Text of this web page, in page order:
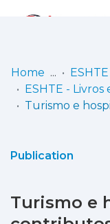
Communities
Statistics
Home
Publication
Turismo e